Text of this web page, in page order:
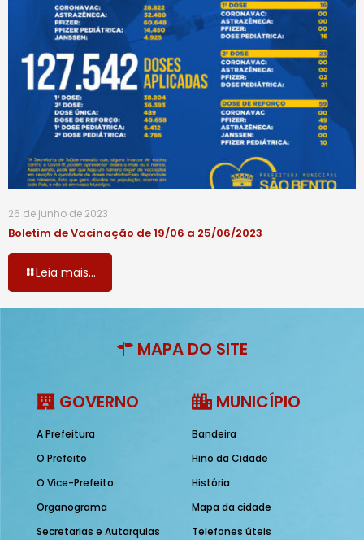
26 de junho de 2023
Boletim de Vacinação de 19/06 a 25/06/2023
Leia mais...
MAPA DO SITE
GOVERNO
A Prefeitura
O Prefeito
O Vice-Prefeito
Organograma
Secretarias e Autarquias
MUNICÍPIO
Bandeira
Hino da Cidade
História
Mapa da cidade
Telefones úteis